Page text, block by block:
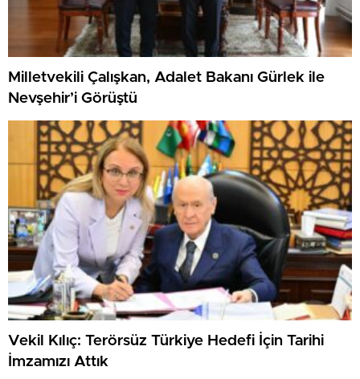
Milletvekili Çalışkan, Adalet Bakanı Gürlek ile
Nevşehir’i Görüştü
Vekil Kılıç: Terörsüz Türkiye Hedefi İçin Tarihi
İmzamızı Attık